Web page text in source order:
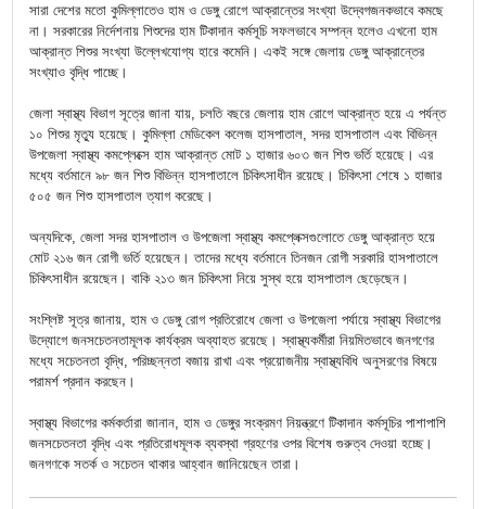
সারা দেশের মতো কুমিল্লাতেও হাম ও ডেঙ্গু রোগে আক্রান্তের সংখ্যা উদ্বেগজনকভাবে কমছে
না। সরকারের নির্দেশনায় শিশুদের হাম টিকাদান কর্মসূচি সফলভাবে সম্পন্ন হলেও এখনো হাম
আক্রান্ত শিশুর সংখ্যা উল্লেখযোগ্য হারে কমেনি। একই সঙ্গে জেলায় ডেঙ্গু আক্রান্তের
সংখ্যাও বৃদ্ধি পাচ্ছে।
জেলা স্বাস্থ্য বিভাগ সূত্রে জানা যায়, চলতি বছরে জেলায় হাম রোগে আক্রান্ত হয়ে এ পর্যন্ত
১০ শিশুর মৃত্যু হয়েছে। কুমিল্লা মেডিকেল কলেজ হাসপাতাল, সদর হাসপাতাল এবং বিভিন্ন
উপজেলা স্বাস্থ্য কমপ্লেক্সে হাম আক্রান্ত মোট ১ হাজার ৬০৩ জন শিশু ভর্তি হয়েছে। এর
মধ্যে বর্তমানে ৯৮ জন শিশু বিভিন্ন হাসপাতালে চিকিৎসাধীন রয়েছে। চিকিৎসা শেষে ১ হাজার
৫০৫ জন শিশু হাসপাতাল ত্যাগ করেছে।
অন্যদিকে, জেলা সদর হাসপাতাল ও উপজেলা স্বাস্থ্য কমপ্লেক্সগুলোতে ডেঙ্গু আক্রান্ত হয়ে
মোট ২১৬ জন রোগী ভর্তি হয়েছেন। তাদের মধ্যে বর্তমানে তিনজন রোগী সরকারি হাসপাতালে
চিকিৎসাধীন রয়েছেন। বাকি ২১৩ জন চিকিৎসা নিয়ে সুস্থ হয়ে হাসপাতাল ছেড়েছেন।
সংশ্লিষ্ট সূত্র জানায়, হাম ও ডেঙ্গু রোগ প্রতিরোধে জেলা ও উপজেলা পর্যায়ে স্বাস্থ্য বিভাগের
উদ্যোগে জনসচেতনতামূলক কার্যক্রম অব্যাহত রয়েছে। স্বাস্থ্যকর্মীরা নিয়মিতভাবে জনগণের
মধ্যে সচেতনতা বৃদ্ধি, পরিচ্ছন্নতা বজায় রাখা এবং প্রয়োজনীয় স্বাস্থ্যবিধি অনুসরণের বিষয়ে
পরামর্শ প্রদান করছেন।
স্বাস্থ্য বিভাগের কর্মকর্তারা জানান, হাম ও ডেঙ্গুর সংক্রমণ নিয়ন্ত্রণে টিকাদান কর্মসূচির পাশাপাশি
জনসচেতনতা বৃদ্ধি এবং প্রতিরোধমূলক ব্যবস্থা গ্রহণের ওপর বিশেষ গুরুত্ব দেওয়া হচ্ছে।
জনগণকে সতর্ক ও সচেতন থাকার আহ্বান জানিয়েছেন তারা।